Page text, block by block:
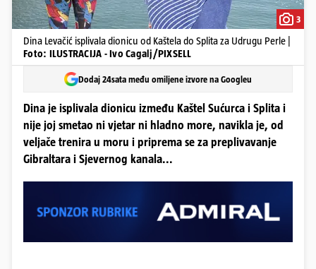
3
Dina Levačić isplivala dionicu od Kaštela do Splita za Udrugu Perle |
Foto: ILUSTRACIJA - Ivo Cagalj/PIXSELL
Dodaj 24sata među omiljene izvore na Googleu
Dina je isplivala dionicu između Kaštel Sućurca i Splita i
nije joj smetao ni vjetar ni hladno more, navikla je, od
veljače trenira u moru i priprema se za preplivavanje
Gibraltara i Sjevernog kanala...